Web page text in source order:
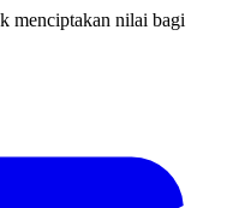
menciptakan nilai bagi